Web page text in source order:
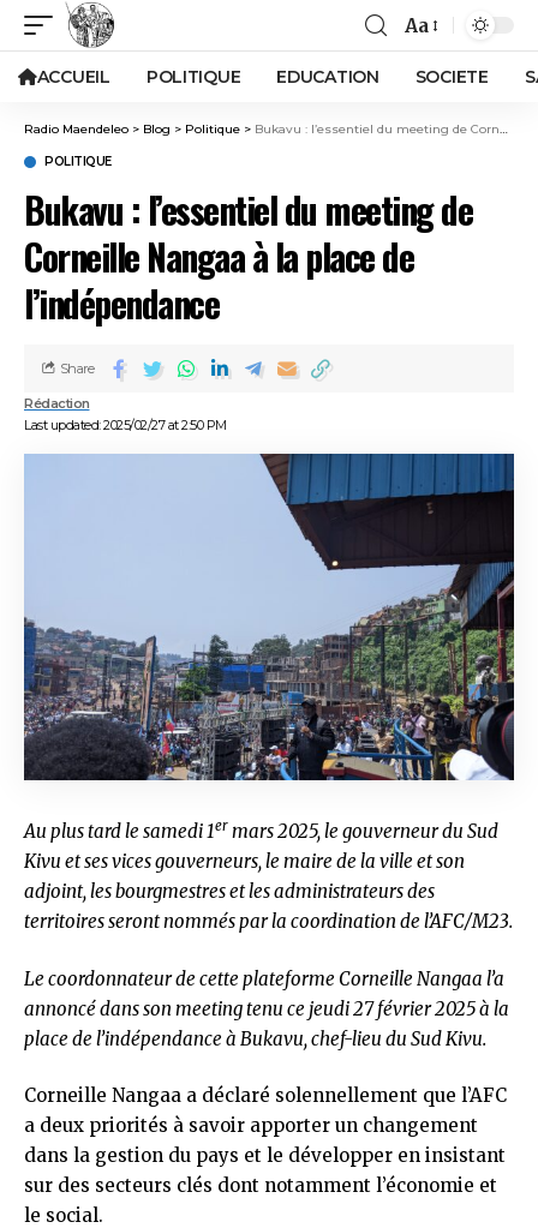
Aa
ACCUEIL POLITIQUE EDUCATION SOCIETE
Radio Maendeleo > Blog > Politique > Bukavu : l’essentiel du meeting de Corneille Nangaa à la place de l’indépendance
POLITIQUE
Bukavu : l’essentiel du meeting de
Corneille Nangaa à la place de
l’indépendance
Last updated: 2025/02/27 at 2:50 PM
Rédaction
Share
Au plus tard le samedi 1er mars 2025, le gouverneur du Sud
Kivu et ses vices gouverneurs, le maire de la ville et son
adjoint, les bourgmestres et les administrateurs des
territoires seront nommés par la coordination de l’AFC/M23.
Le coordonnateur de cette plateforme Corneille Nangaa l’a
annoncé dans son meeting tenu ce jeudi 27 février 2025 à la
place de l’indépendance à Bukavu, chef-lieu du Sud Kivu.
Corneille Nangaa a déclaré solennellement que l’AFC
a deux priorités à savoir apporter un changement
dans la gestion du pays et le développer en insistant
sur des secteurs clés dont notamment l’économie et
le social.